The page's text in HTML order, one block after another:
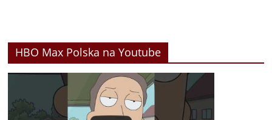
HBO Max Polska na Youtube